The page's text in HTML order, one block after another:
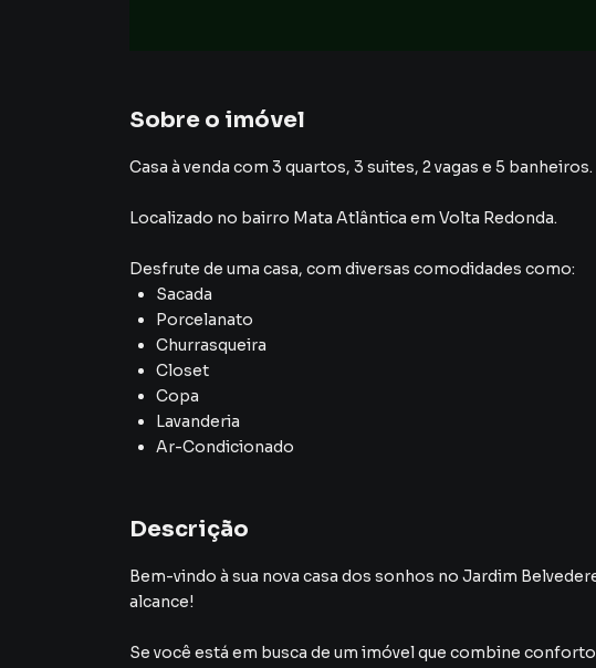
Sobre o imóvel
Casa à venda com 3 quartos, 3 suites, 2 vagas e 5 banheiros.
Localizado no bairro Mata Atlântica em Volta Redonda.
Desfrute de uma casa, com diversas comodidades como:
Sacada
Porcelanato
Churrasqueira
Closet
Copa
Lavanderia
Ar-Condicionado
Descrição
Bem-vindo à sua nova casa dos sonhos no Jardim
alcance!
Se você está em busca de um imóvel que combine